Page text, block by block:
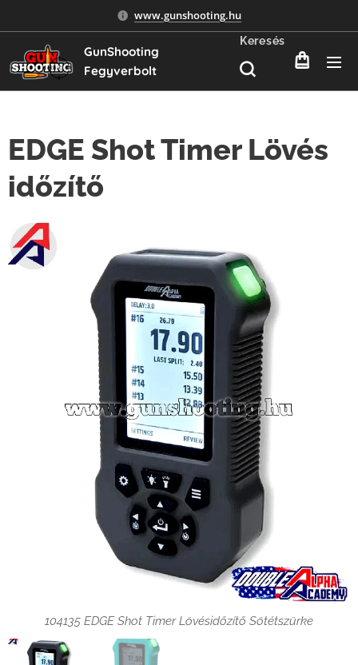
www.gunshooting.hu
GunShooting
Fegyverbolt
Keresés
EDGE Shot Timer Lövés
időzítő
104135 EDGE Shot Timer Lövésidőzítő Sötétszürke